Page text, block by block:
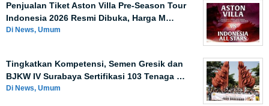
Penjualan Tiket Aston Villa Pre-Season Tour
Indonesia 2026 Resmi Dibuka, Harga M…
Di News, Umum
Tingkatkan Kompetensi, Semen Gresik dan
BJKW IV Surabaya Sertifikasi 103 Tenaga …
Di News, Umum